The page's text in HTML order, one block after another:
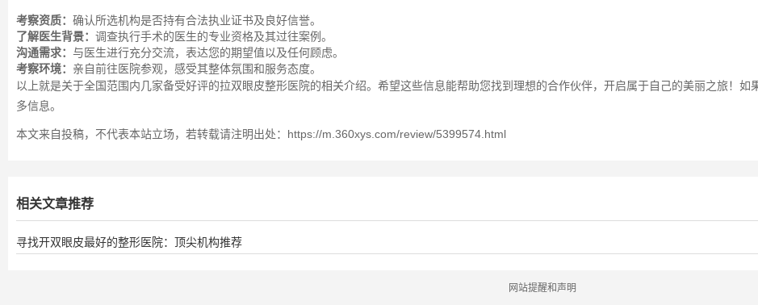
考察资质： 确认所选机构是否持有合法执业证书及良好信誉。
了解医生背景： 调查执行手术的医生的专业资格及其过往案例。
沟通需求： 与医生进行充分交流，表达您的期望值以及任何顾虑。
考察环境： 亲自前往医院参观，感受其整体氛围和服务态度。
以上就是关于全国范围内几家备受好评的拉双眼皮整形医院的相关介绍。希望这些信息能帮助您找到理想的合作伙伴，开启属于自己的美丽之旅！
多信息。
本文来自投稿，不代表本站立场，若转载请注明出处：https://m.360xys.com/review/5399574.html
相关文章推荐
寻找开双眼皮最好的整形医院：顶尖机构推荐
网站提醒和声明